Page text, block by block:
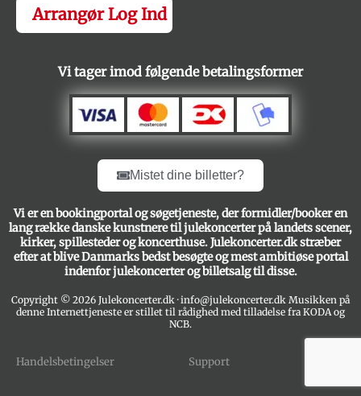
Arrangør Log Ind
Vi tager imod følgende betalingsformer
Mistet dine billetter?
Vi er en bookingportal og søgetjeneste, der formidler/booker en
lang række danske kunstnere til julekoncerter på landets scener,
kirker, spillesteder og koncerthuse. Julekoncerter.dk stræber
efter at blive Danmarks bedst besøgte og mest ambitiøse portal
indenfor julekoncerter og billetsalg til disse.
Copyright © 2026 Julekoncerter.dk · info@julekoncerter.dk Musikken på
denne Internettjeneste er stillet til rådighed med tilladelse fra KODA og
NCB.
Handelsbetingelser Support